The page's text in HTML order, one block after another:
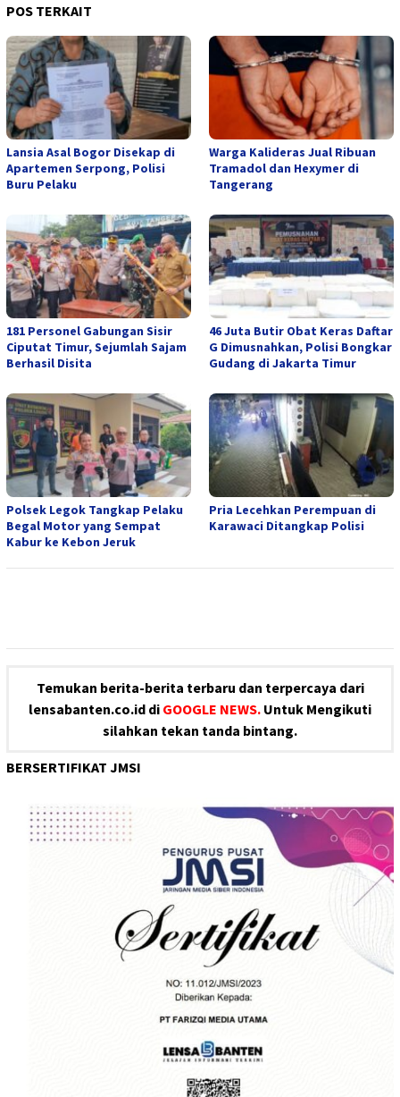
POS TERKAIT
Lansia Asal Bogor Disekap di
Apartemen Serpong, Polisi
Buru Pelaku
Warga Kalideras Jual Ribuan
Tramadol dan Hexymer di
Tangerang
181 Personel Gabungan Sisir
Ciputat Timur, Sejumlah Sajam
Berhasil Disita
46 Juta Butir Obat Keras Daftar
G Dimusnahkan, Polisi Bongkar
Gudang di Jakarta Timur
Polsek Legok Tangkap Pelaku
Begal Motor yang Sempat
Kabur ke Kebon Jeruk
Pria Lecehkan Perempuan di
Karawaci Ditangkap Polisi
Temukan berita-berita terbaru dan terpercaya dari
lensabanten.co.id di GOOGLE NEWS. Untuk Mengikuti
silahkan tekan tanda bintang.
BERSERTIFIKAT JMSI